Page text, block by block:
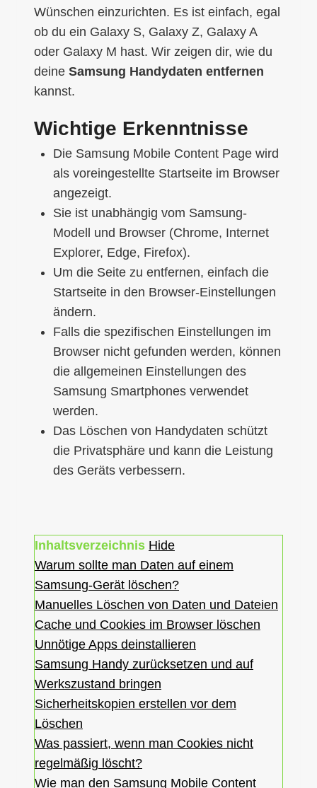
Wünschen einzurichten. Es ist einfach, egal
ob du ein Galaxy S, Galaxy Z, Galaxy A
oder Galaxy M hast. Wir zeigen dir, wie du
deine Samsung Handydaten entfernen
kannst.
Wichtige Erkenntnisse
Die Samsung Mobile Content Page wird
als voreingestellte Startseite im Browser
angezeigt.
Sie ist unabhängig vom Samsung-
Modell und Browser (Chrome, Internet
Explorer, Edge, Firefox).
Um die Seite zu entfernen, einfach die
Startseite in den Browser-Einstellungen
ändern.
Falls die spezifischen Einstellungen im
Browser nicht gefunden werden, können
die allgemeinen Einstellungen des
Samsung Smartphones verwendet
werden.
Das Löschen von Handydaten schützt
die Privatsphäre und kann die Leistung
des Geräts verbessern.
Inhaltsverzeichnis Hide
Warum sollte man Daten auf einem
Samsung-Gerät löschen?
Manuelles Löschen von Daten und Dateien
Cache und Cookies im Browser löschen
Unnötige Apps deinstallieren
Samsung Handy zurücksetzen und auf
Werkszustand bringen
Sicherheitskopien erstellen vor dem
Löschen
Was passiert, wenn man Cookies nicht
regelmäßig löscht?
Wie man den Samsung Mobile Content